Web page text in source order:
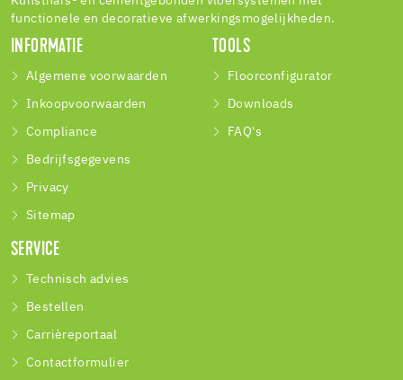
functionele en decoratieve afwerkingsmogelijkheden.
INFORMATIE
Algemene voorwaarden
Inkoopvoorwaarden
Compliance
Bedrijfsgegevens
Privacy
Sitemap
TOOLS
Floorconfigurator
Downloads
FAQ's
SERVICE
Technisch advies
Bestellen
Carrièreportaal
Contactformulier